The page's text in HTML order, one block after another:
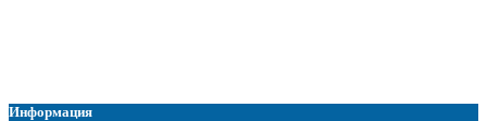
Информация